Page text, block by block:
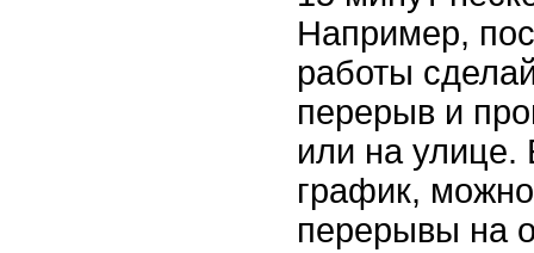
Например,
работы
перерыв и
или на улице.
график,
перерывы на